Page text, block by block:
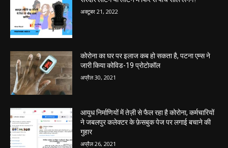
अक्टूबर 21, 2022
कोरोना का घर पर इलाज कब हो सकता है, पटना एम्स ने
जारी किया कोविड-19 प्रोटोकॉल
अप्रैल 30, 2021
आयुध निर्माणियों में तेज़ी से फैल रहा है कोरोना, कर्मचारियों
ने जबलपुर कलेक्टर के फ़ेसबुक पेज पर लगाई बचाने की
गुहार
अप्रैल 26, 2021